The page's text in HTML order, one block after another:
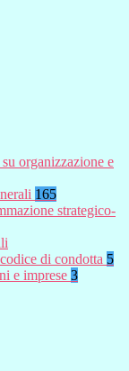
organizzazione e
165
strategico-
di condotta 5
e imprese 3